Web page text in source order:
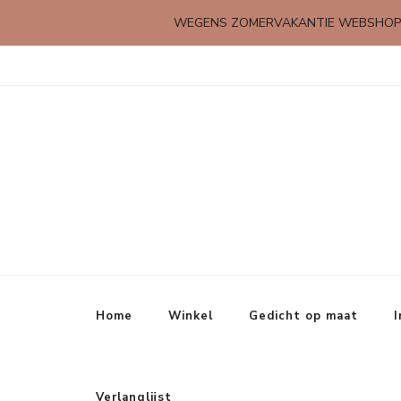
WEGENS ZOMERVAKANTIE
Home Winkel Gedicht op maat
Verlanglijst